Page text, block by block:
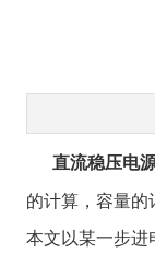
直流稳压电
的计算，容量
本文以某一步进